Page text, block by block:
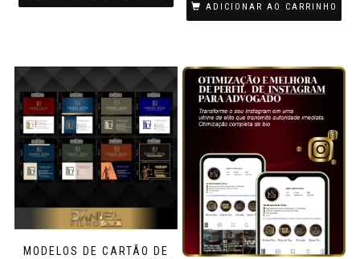
ADICIONAR AO CARRINHO
MODELOS DE CARTÃO DE